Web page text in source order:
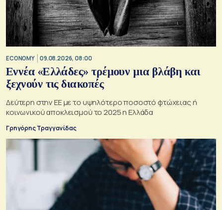
ECONOMY 09.08.2026, 08:00
Εννέα «Ελλάδες» τρέμουν μια βλάβη και
ξεχνούν τις διακοπές
Δεύτερη στην ΕΕ με το υψηλότερο ποσοστό φτώχειας ή
κοινωνικού αποκλεισμού το 2025 η Ελλάδα
Γρηγόρης Τραγγανίδας